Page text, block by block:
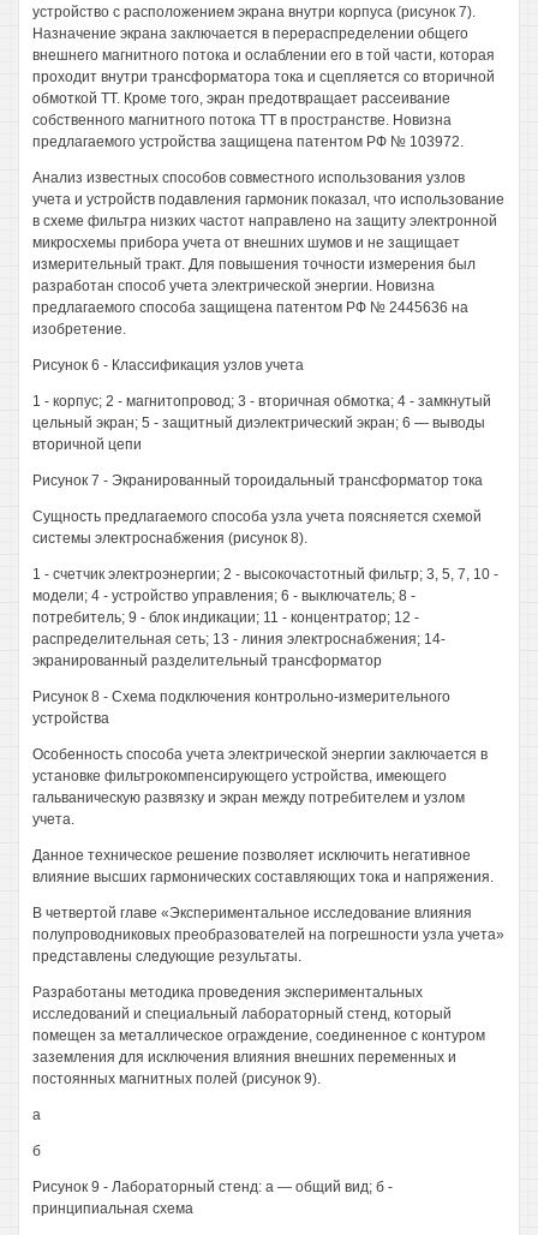
устройство с расположением экрана внутри корпуса (рисунок 7).
Назначение экрана заключается в перераспределении общего
внешнего магнитного потока и ослаблении его в той части, которая
проходит внутри трансформатора тока и сцепляется со вторичной
обмоткой ТТ. Кроме того, экран предотвращает рассеивание
собственного магнитного потока ТТ в пространстве. Новизна
предлагаемого устройства защищена патентом РФ № 103972.
Анализ известных способов совместного использования узлов
учета и устройств подавления гармоник показал, что использование
в схеме фильтра низких частот направлено на защиту электронной
микросхемы прибора учета от внешних шумов и не защищает
измерительный тракт. Для повышения точности измерения был
разработан способ учета электрической энергии. Новизна
предлагаемого способа защищена патентом РФ № 2445636 на
изобретение.
Рисунок 6 - Классификация узлов учета
1 - корпус; 2 - магнитопровод; 3 - вторичная обмотка; 4 - замкнутый
цельный экран; 5 - защитный диэлектрический экран; 6 — выводы
вторичной цепи
Рисунок 7 - Экранированный тороидальный трансформатор тока
Сущность предлагаемого способа узла учета поясняется схемой
системы электроснабжения (рисунок 8).
1 - счетчик электроэнергии; 2 - высокочастотный фильтр; 3, 5, 7, 10 -
модели; 4 - устройство управления; 6 - выключатель; 8 -
потребитель; 9 - блок индикации; 11 - концентратор; 12 -
распределительная сеть; 13 - линия электроснабжения; 14-
экранированный разделительный трансформатор
Рисунок 8 - Схема подключения контрольно-измерительного
устройства
Особенность способа учета электрической энергии заключается в
установке фильтрокомпенсирующего устройства, имеющего
гальваническую развязку и экран между потребителем и узлом
учета.
Данное техническое решение позволяет исключить негативное
влияние высших гармонических составляющих тока и напряжения.
В четвертой главе «Экспериментальное исследование влияния
полупроводниковых преобразователей на погрешности узла учета»
представлены следующие результаты.
Разработаны методика проведения экспериментальных
исследований и специальный лабораторный стенд, который
помещен за металлическое ограждение, соединенное с контуром
заземления для исключения влияния внешних переменных и
постоянных магнитных полей (рисунок 9).
а
б
Рисунок 9 - Лабораторный стенд: а — общий вид; б -
принципиальная схема